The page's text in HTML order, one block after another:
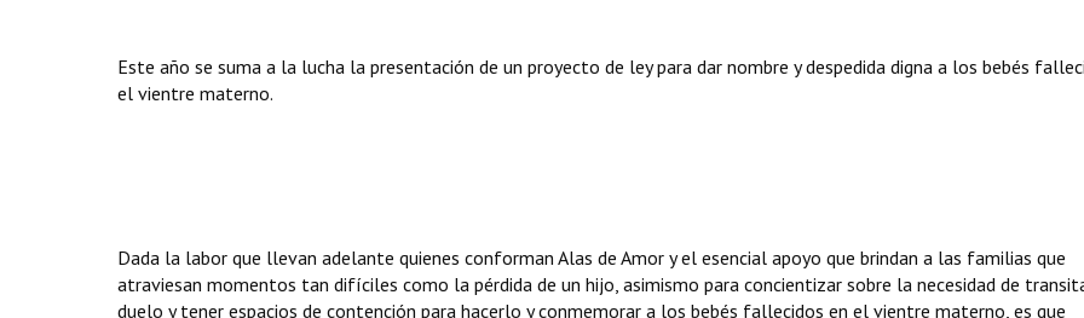
Este año se suma a la lucha la presentación de un proyecto de ley para dar nombre y despedida digna a los bebés
el vientre materno.
Dada la labor que llevan adelante quienes conforman Alas de Amor y el esencial apoyo que brindan a las familias que
atraviesan momentos tan difíciles como la pérdida de un hijo, asimismo para concientizar sobre la necesidad de
duelo y tener espacios de contención para hacerlo y conmemorar a los bebés fallecidos en el vientre materno, es que